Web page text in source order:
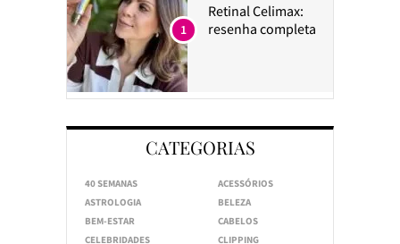
Retinal Celimax:
resenha completa
1
CATEGORIAS
40 SEMANAS
ACESSÓRIOS
ASTROLOGIA
BELEZA
BEM-ESTAR
CABELOS
CELEBRIDADES
CLIPPING